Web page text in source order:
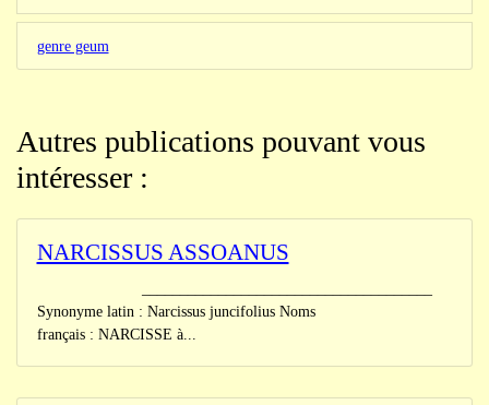
genre geum
Autres publications pouvant vous
intéresser :
NARCISSUS ASSOANUS
Synonyme latin : Narcissus juncifolius Noms
français : NARCISSE à...